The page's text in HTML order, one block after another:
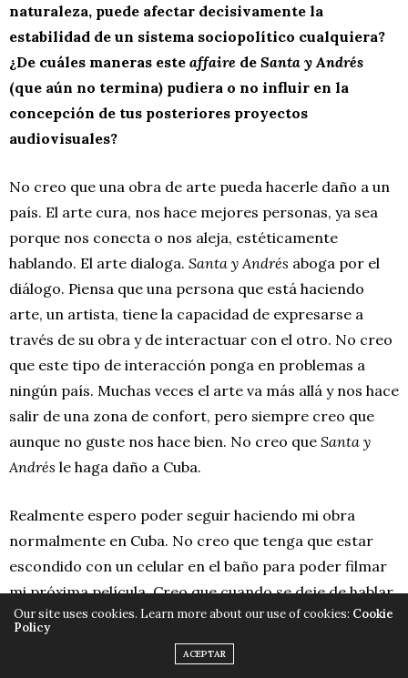
naturaleza, puede afectar decisivamente la
estabilidad de un sistema sociopolítico cualquiera?
¿De cuáles maneras este affaire de Santa y Andrés
(que aún no termina) pudiera o no influir en la
concepción de tus posteriores proyectos
audiovisuales?
No creo que una obra de arte pueda hacerle daño a un
país. El arte cura, nos hace mejores personas, ya sea
porque nos conecta o nos aleja, estéticamente
hablando. El arte dialoga. Santa y Andrés aboga por el
diálogo. Piensa que una persona que está haciendo
arte, un artista, tiene la capacidad de expresarse a
través de su obra y de interactuar con el otro. No creo
que este tipo de interacción ponga en problemas a
ningún país. Muchas veces el arte va más allá y nos hace
salir de una zona de confort, pero siempre creo que
aunque no guste nos hace bien. No creo que Santa y
Andrés le haga daño a Cuba.
Realmente espero poder seguir haciendo mi obra
normalmente en Cuba. No creo que tenga que estar
escondido con un celular en el baño para poder filmar
mi próxima película. Creo que cuando se deje de hablar
deSanta y Andrésva a ser más fácil para mí. Pero
todavía no ha llegado ese momento. Yo trataré de
seguir siendo yo mismo, sin tener que convertirme en
Our site uses cookies. Learn more about our use of cookies: Cookie
Policy
ACEPTAR